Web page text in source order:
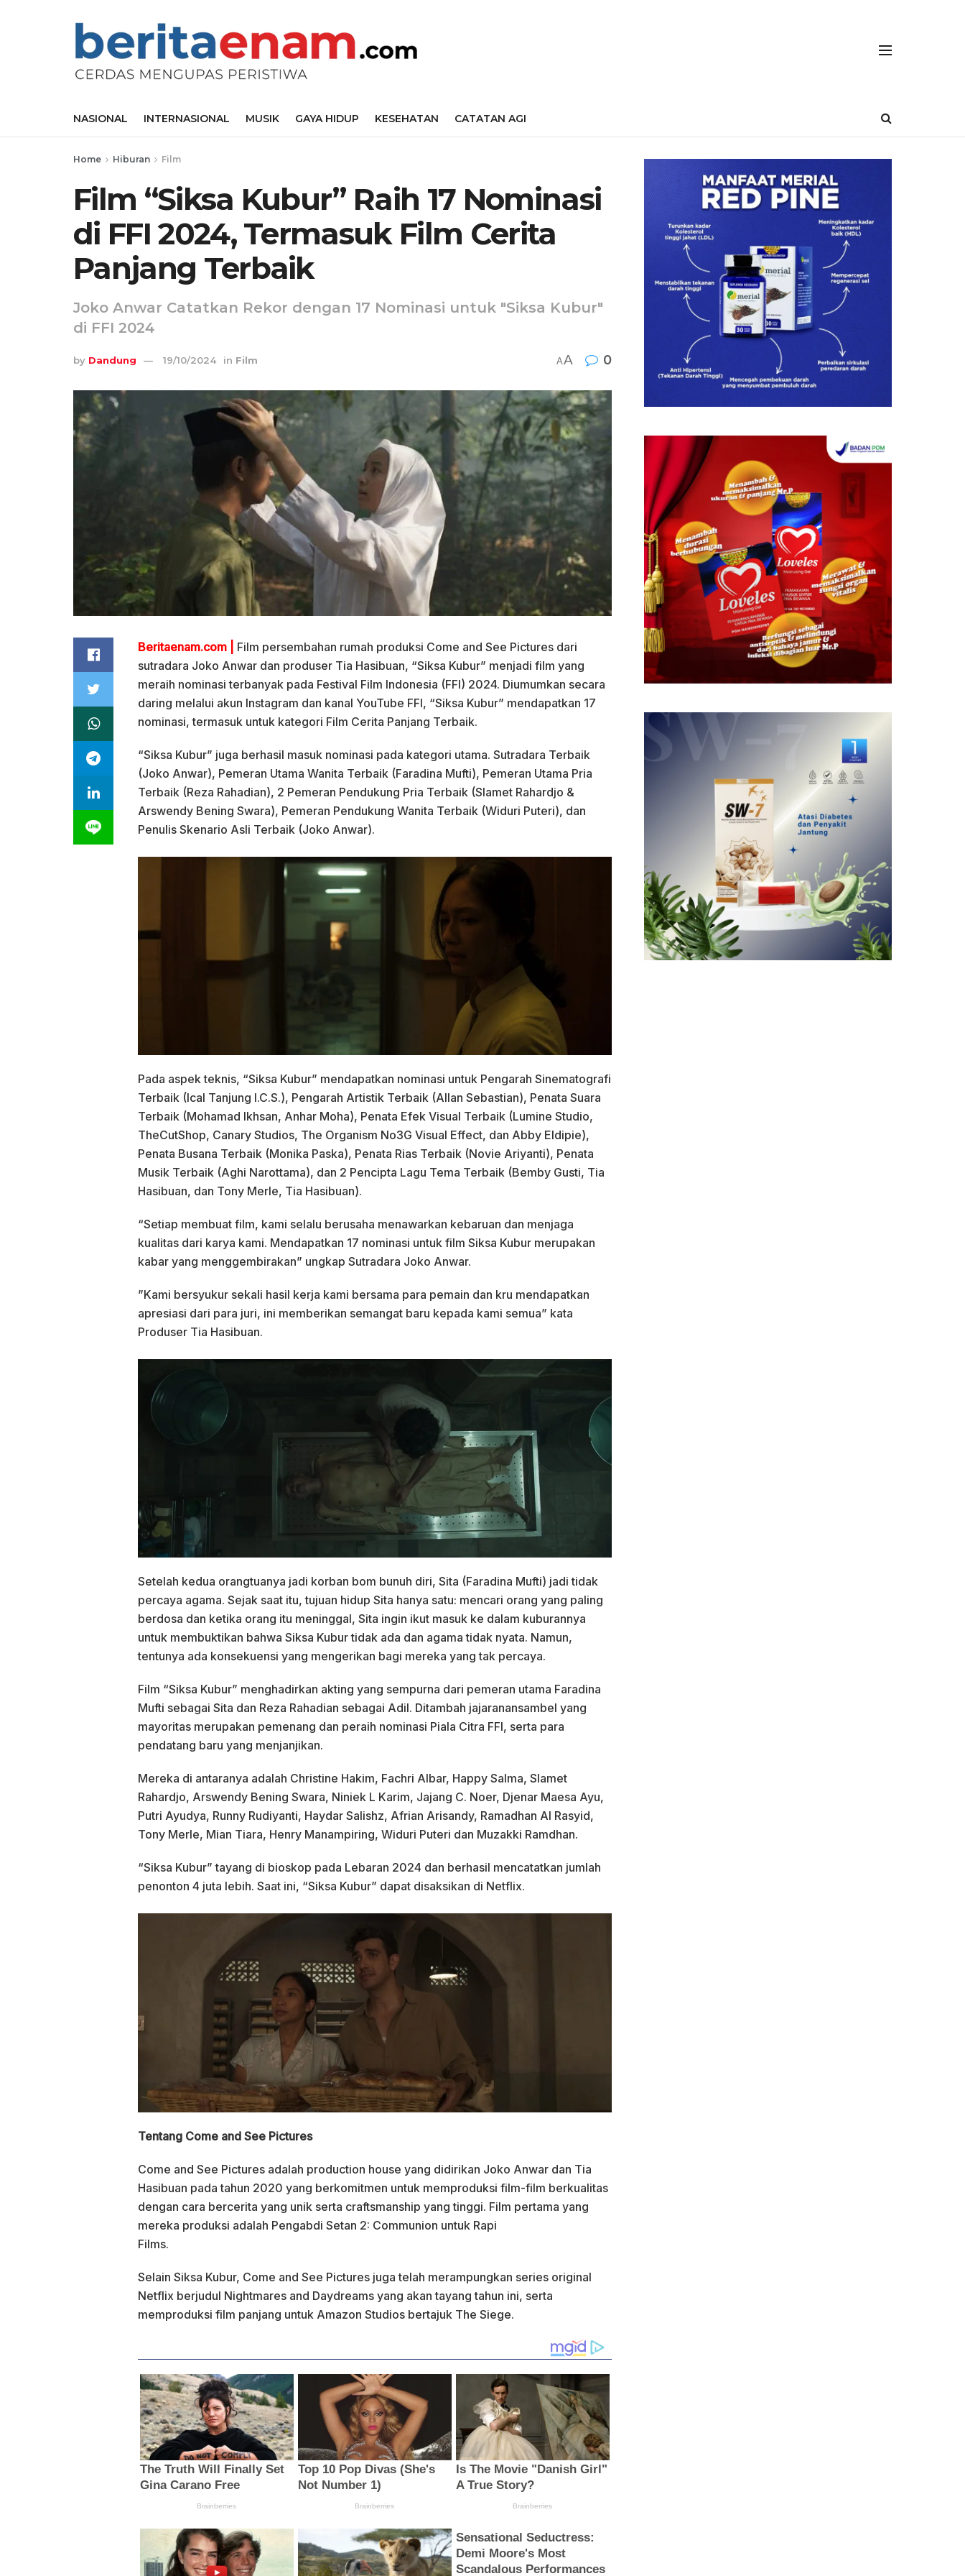
NASIONAL INTERNASIONAL MUSIK GAYA HIDUP KESEHATAN CATATAN AGI
Home Hiburan Film
Film “Siksa Kubur” Raih 17 Nominasi
di FFI 2024, Termasuk Film Cerita
Panjang Terbaik
Joko Anwar Catatkan Rekor dengan 17 Nominasi untuk "Siksa Kubur"
di FFI 2024
by Dandung 19/10/2024 in Film AA 0
Beritaenam.com |
Film persembahan rumah produksi Come and See Pictures dari
sutradara Joko Anwar dan produser Tia Hasibuan, “Siksa Kubur” menjadi film yang
meraih nominasi terbanyak pada Festival Film Indonesia (FFI) 2024. Diumumkan secara
daring melalui akun Instagram dan kanal YouTube FFI, “Siksa Kubur” mendapatkan 17
nominasi, termasuk untuk kategori Film Cerita Panjang Terbaik.
“Siksa Kubur” juga berhasil masuk nominasi pada kategori utama. Sutradara Terbaik
(Joko Anwar), Pemeran Utama Wanita Terbaik (Faradina Mufti), Pemeran Utama Pria
Terbaik (Reza Rahadian), 2 Pemeran Pendukung Pria Terbaik (Slamet Rahardjo &
Arswendy Bening Swara), Pemeran Pendukung Wanita Terbaik (Widuri Puteri), dan
Penulis Skenario Asli Terbaik (Joko Anwar).
Pada aspek teknis, “Siksa Kubur” mendapatkan nominasi untuk Pengarah Sinematografi
Terbaik (Ical Tanjung I.C.S.), Pengarah Artistik Terbaik (Allan Sebastian), Penata Suara
Terbaik (Mohamad Ikhsan, Anhar Moha), Penata Efek Visual Terbaik (Lumine Studio,
TheCutShop, Canary Studios, The Organism No3G Visual Effect, dan Abby Eldipie),
Penata Busana Terbaik (Monika Paska), Penata Rias Terbaik (Novie Ariyanti), Penata
Musik Terbaik (Aghi Narottama), dan 2 Pencipta Lagu Tema Terbaik (Bemby Gusti, Tia
Hasibuan, dan Tony Merle, Tia Hasibuan).
“Setiap membuat film, kami selalu berusaha menawarkan kebaruan dan menjaga
kualitas dari karya kami. Mendapatkan 17 nominasi untuk film Siksa Kubur merupakan
kabar yang menggembirakan” ungkap Sutradara Joko Anwar.
”Kami bersyukur sekali hasil kerja kami bersama para pemain dan kru mendapatkan
apresiasi dari para juri, ini memberikan semangat baru kepada kami semua” kata
Produser Tia Hasibuan.
Setelah kedua orangtuanya jadi korban bom bunuh diri, Sita (Faradina Mufti) jadi tidak
percaya agama. Sejak saat itu, tujuan hidup Sita hanya satu: mencari orang yang paling
berdosa dan ketika orang itu meninggal, Sita ingin ikut masuk ke dalam kuburannya
untuk membuktikan bahwa Siksa Kubur tidak ada dan agama tidak nyata. Namun,
tentunya ada konsekuensi yang mengerikan bagi mereka yang tak percaya.
Film “Siksa Kubur” menghadirkan akting yang sempurna dari pemeran utama Faradina
Mufti sebagai Sita dan Reza Rahadian sebagai Adil. Ditambah jajaranansambel yang
mayoritas merupakan pemenang dan peraih nominasi Piala Citra FFI, serta para
pendatang baru yang menjanjikan.
Mereka di antaranya adalah Christine Hakim, Fachri Albar, Happy Salma, Slamet
Rahardjo, Arswendy Bening Swara, Niniek L Karim, Jajang C. Noer, Djenar Maesa Ayu,
Putri Ayudya, Runny Rudiyanti, Haydar Salishz, Afrian Arisandy, Ramadhan Al Rasyid,
Tony Merle, Mian Tiara, Henry Manampiring, Widuri Puteri dan Muzakki Ramdhan.
“Siksa Kubur” tayang di bioskop pada Lebaran 2024 dan berhasil mencatatkan jumlah
penonton 4 juta lebih. Saat ini, “Siksa Kubur” dapat disaksikan di Netflix.
Tentang Come and See Pictures
Come and See Pictures adalah production house yang didirikan Joko Anwar dan Tia
Hasibuan pada tahun 2020 yang berkomitmen untuk memproduksi film-film berkualitas
dengan cara bercerita yang unik serta craftsmanship yang tinggi. Film pertama yang
mereka produksi adalah Pengabdi Setan 2: Communion untuk Rapi
Films.
Selain Siksa Kubur, Come and See Pictures juga telah merampungkan series original
Netflix berjudul Nightmares and Daydreams yang akan tayang tahun ini, serta
memproduksi film panjang untuk Amazon Studios bertajuk The Siege.